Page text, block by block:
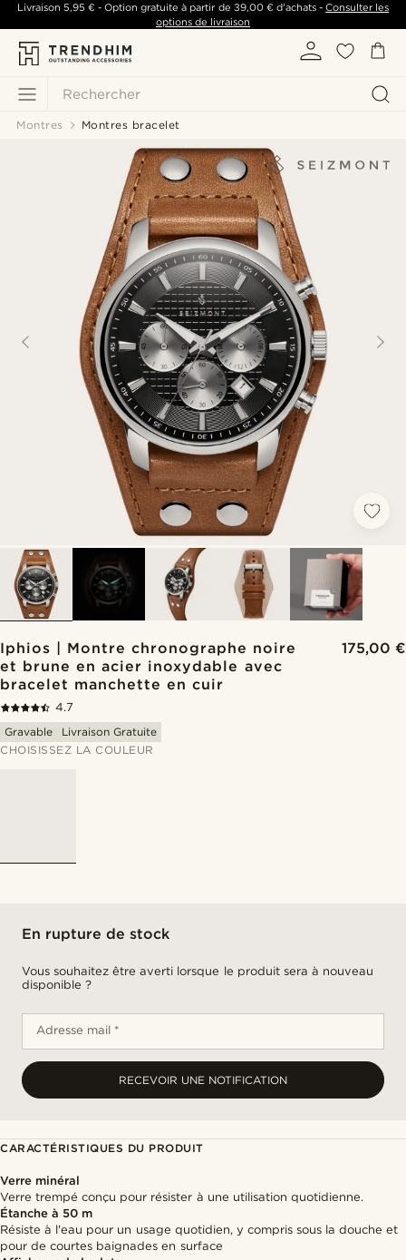
Rechercher
Livraison 5,95 €- Option gratuite à partir de 39,00 €d'achats -Consulter les
options de livraison
Montres Montres bracelet
Iphios | Montre chronographe noire
et brune en acier inoxydable avec
bracelet manchette en cuir
175,00 €
4.7
Gravable
Livraison Gratuite
CHOISISSEZ LA COULEUR
En rupture de stock
Vous souhaitez être averti lorsque le produit sera à nouveau
disponible ?
Adresse mail *
RECEVOIR UNE NOTIFICATION
CARACTÉRISTIQUES DU PRODUIT
Verre minéral
Verre trempé conçu pour résister à une utilisation quotidienne.
Étanche à 50 m
Résiste à l'eau pour un usage quotidien, y compris sous la douche et
pour de courtes baignades en surface